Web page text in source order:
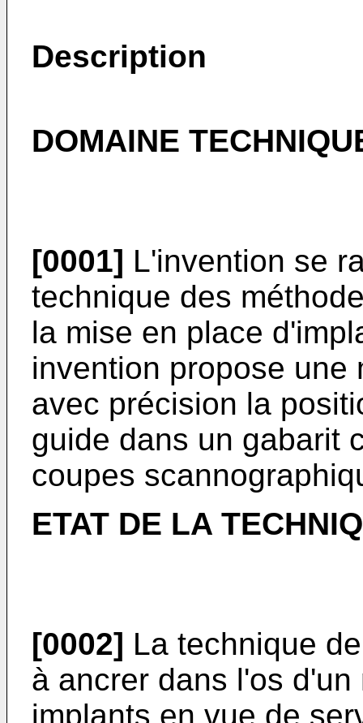
Description
DOMAINE
[0001] L'invention se
technique des
la mise en place
invention propose une
avec précision la
guide dans un gabarit
coupes
ETAT DE LA
[0002] La technique
à ancrer dans l'os
implants en vue de